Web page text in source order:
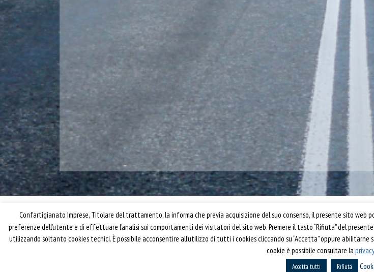
Confartigianato
Via S. Giovanni in Laterano, 152 |
T: 06 70374.275
Confartigianato Imprese, Titolare del trattamento, la informa che previa acquisizione del suo consenso, il presente sito
preferenze dell’utente e di effettuare l’analisi sui comportamenti dei visitatori del sito web. Premere il tasto “Rifiuta” del
utilizzando soltanto cookies tecnici. È possibile acconsentire all’utilizzo di tutti i cookies cliccando su “Accetta” oppure
cookie è possibile consultare la
Accetta tutti Rifiuta